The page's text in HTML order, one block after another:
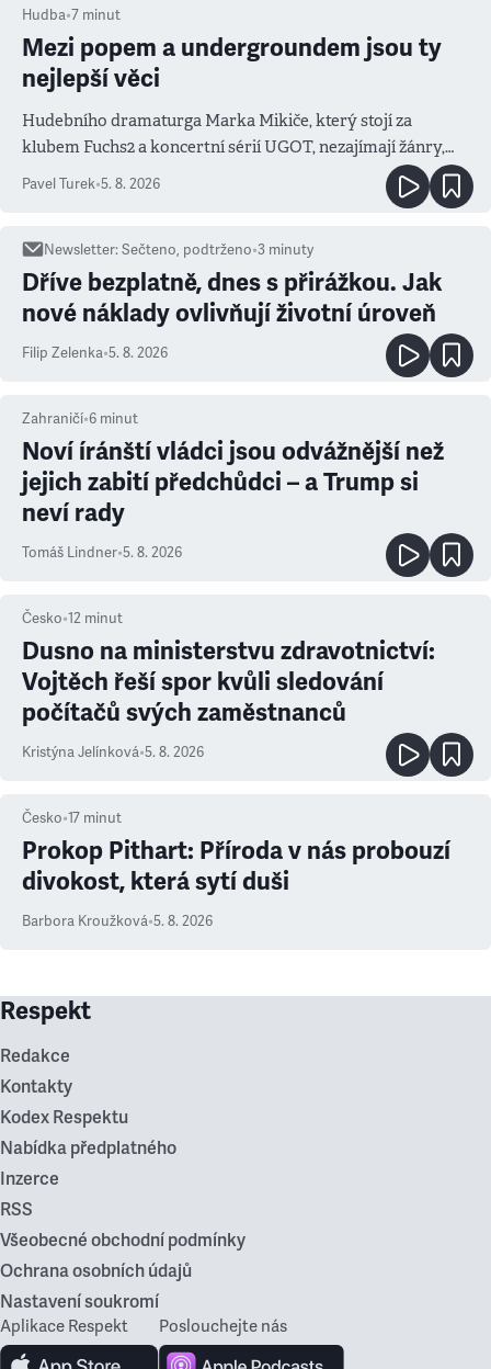
Hudba•7 minut
Mezi popem a undergroundem jsou ty
nejlepší věci
Hudebního dramaturga Marka Mikiče, který stojí za
klubem Fuchs2 a koncertní sérií UGOT, nezajímají žánry,
Pavel Turek•5. 8. 2026
Newsletter:Sečteno, podtrženo•3 minuty
Dříve bezplatně, dnes s přirážkou. Jak
nové náklady ovlivňují životní úroveň
Filip Zelenka•5. 8. 2026
Zahraničí•6 minut
Noví íránští vládci jsou odvážnější než
jejich zabití předchůdci – a Trump si
neví rady
Tomáš Lindner•5. 8. 2026
Česko•12 minut
Dusno na ministerstvu zdravotnictví:
Vojtěch řeší spor kvůli sledování
počítačů svých zaměstnanců
Kristýna Jelínková•5. 8. 2026
Česko•17 minut
Prokop Pithart: Příroda v nás probouzí
divokost, která sytí duši
Barbora Kroužková•5. 8. 2026
Respekt
Redakce
Kontakty
Kodex Respektu
Nabídka předplatného
Inzerce
RSS
Všeobecné obchodní podmínky
Ochrana osobních údajů
Nastavení soukromí
Aplikace Respekt Poslouchejte nás